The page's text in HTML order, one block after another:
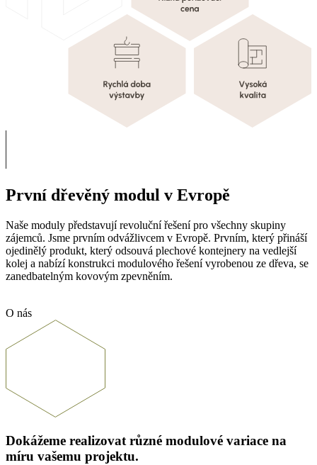
První dřevěný modul v Evropě
Naše moduly představují revoluční řešení pro všechny skupiny
zájemců. Jsme prvním odvážlivcem v Evropě. Prvním, který přináší
ojedinělý produkt, který odsouvá plechové kontejnery na vedlejší
kolej a nabízí konstrukci modulového řešení vyrobenou ze dřeva, se
zanedbatelným kovovým zpevněním.
O nás
Dokážeme realizovat různé modulové variace na
míru vašemu projektu.